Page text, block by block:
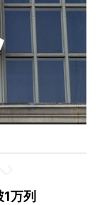
“超级星期二”前夕黑利斩获初选首胜 拜登较特朗普民调落后幅度拉大
外业务高管
万列